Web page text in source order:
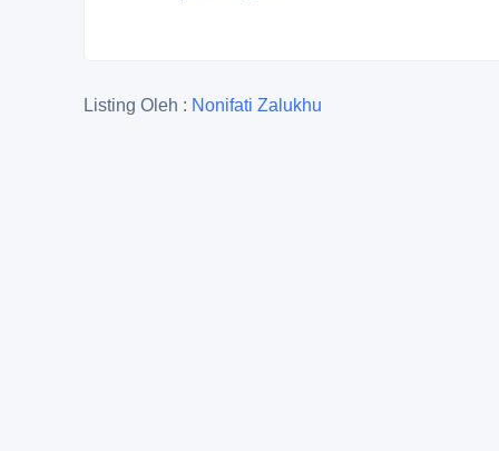
Listing Oleh : Nonifati Zalukhu